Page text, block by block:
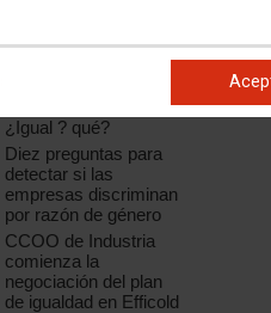
oportunidades de
IndustriAll, que diseña
¿Igual ? qué?
Diez preguntas para
detectar si las
empresas discriminan
por razón de género
CCOO de Industria
comienza la
negociación del plan
de igualdad en Efficold